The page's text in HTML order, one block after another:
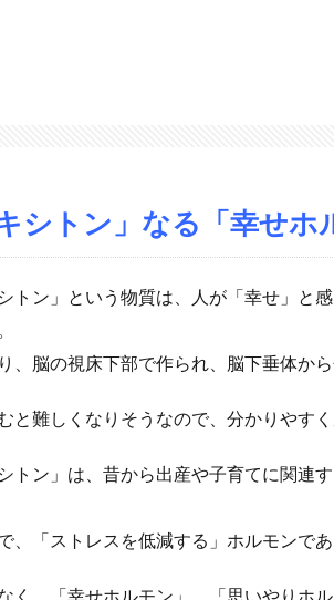
キシトン」なる「幸せホ
トン」という物質は、人が「幸せ」と
、脳の視床下部で作られ、脳下垂体から
と難しくなりそうなので、分かりやす
トン」は、昔から出産や子育てに関連
、「ストレスを低減する」ホルモンで
く、「幸せホルモン」、「思いやりホ